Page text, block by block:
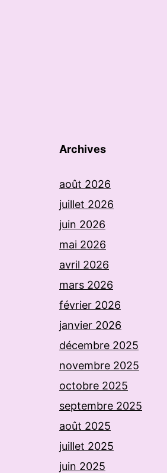
Archives
août 2026
juillet 2026
juin 2026
mai 2026
avril 2026
mars 2026
février 2026
janvier 2026
décembre 2025
novembre 2025
octobre 2025
septembre 2025
août 2025
juillet 2025
juin 2025